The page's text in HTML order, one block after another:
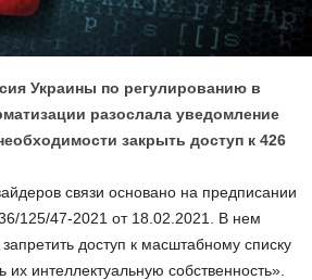
Украины по регулированию в
разослала уведомление
закрыть доступ к 426
связи основано на предписании
125/47-2021 от 18.02.2021. В нем
доступ к масштабному списку
их интеллектуальную собственность».